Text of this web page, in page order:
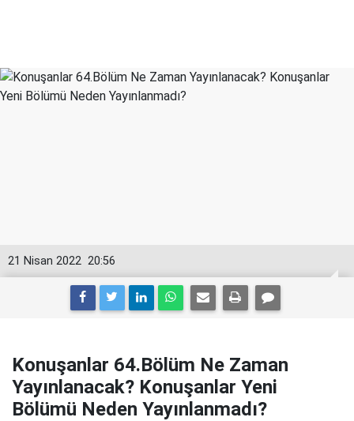
20:56
21 Nisan 2022
Konuşanlar 64.Bölüm Ne Zaman
Yayınlanacak? Konuşanlar Yeni
Bölümü Neden Yayınlanmadı?